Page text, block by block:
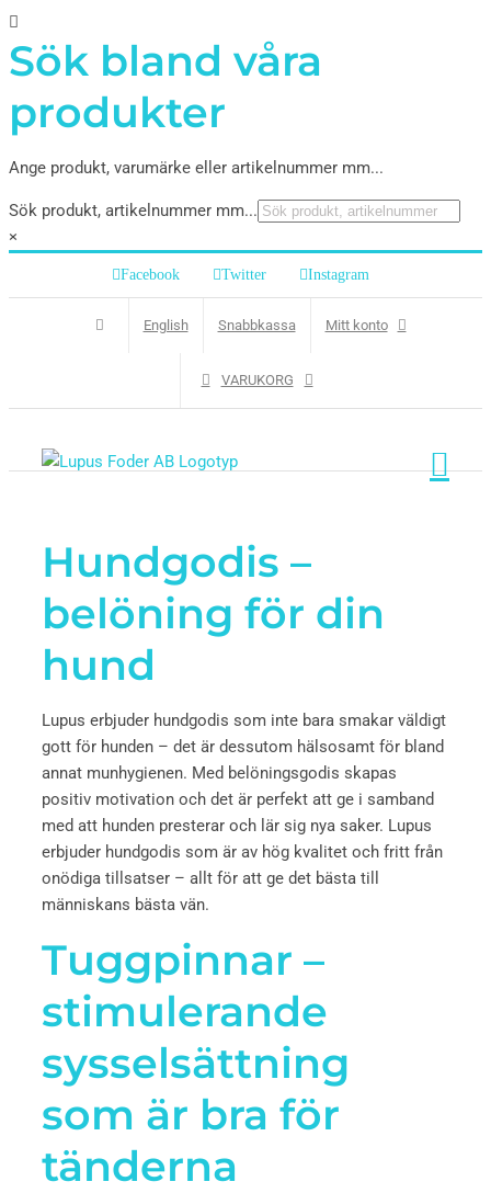
Sök bland våra
produkter
Ange produkt, varumärke eller artikelnummer mm...
Sök produkt, artikelnummer mm...
×
Facebook Twitter Instagram
English Snabbkassa Mitt konto
VARUKORG
Hundgodis –
belöning för din
hund
Lupus erbjuder hundgodis som inte bara smakar väldigt
gott för hunden – det är dessutom hälsosamt för bland
annat munhygienen. Med belöningsgodis skapas
positiv motivation och det är perfekt att ge i samband
med att hunden presterar och lär sig nya saker. Lupus
erbjuder hundgodis som är av hög kvalitet och fritt från
onödiga tillsatser – allt för att ge det bästa till
människans bästa vän.
Tuggpinnar –
stimulerande
sysselsättning
som är bra för
tänderna